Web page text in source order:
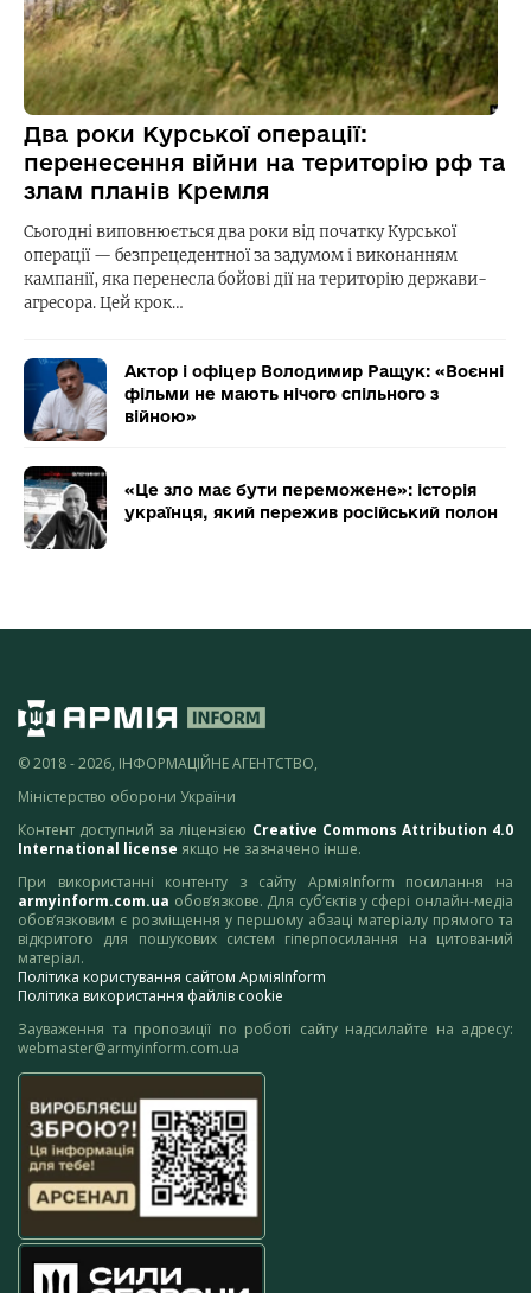
Два роки Курської операції:
перенесення війни на територію рф та
злам планів Кремля
Сьогодні виповнюється два роки від початку Курської
операції — безпрецедентної за задумом і виконанням
кампанії, яка перенесла бойові дії на територію держави-
агресора. Цей крок…
Актор і офіцер Володимир Ращук: «Воєнні
фільми не мають нічого спільного з
війною»
«Це зло має бути переможене»: історія
українця, який пережив російський полон
© 2018 - 2026, ІНФОРМАЦІЙНЕ АГЕНТСТВО,
Міністерство оборони України
Контент доступний за ліцензією Creative Commons Attribution 4.0
International license якщо не зазначено інше.
При використанні контенту з сайту АрміяInform посилання на
armyinform.com.ua обов’язкове. Для суб’єктів у сфері онлайн-медіа
обов’язковим є розміщення у першому абзаці матеріалу прямого та
відкритого для пошукових систем гіперпосилання на цитований
матеріал.
Політика користування сайтом АрміяInform
Політика використання файлів cookie
Зауваження та пропозиції по роботі сайту надсилайте на адресу:
webmaster@armyinform.com.ua